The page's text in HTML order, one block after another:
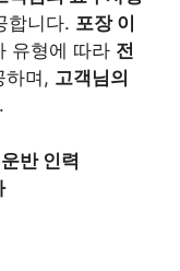
합니다. 포장 이
유형에 따라 전
하며, 고객님의
반 인력